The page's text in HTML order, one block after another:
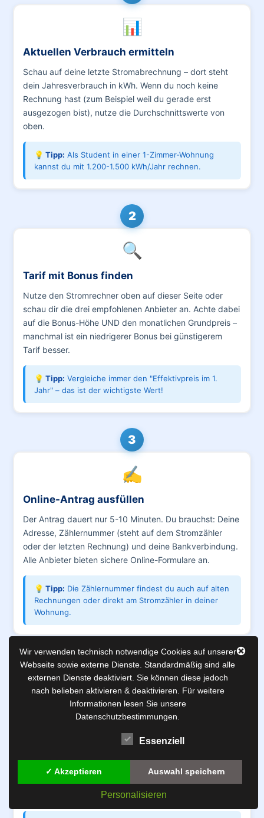
📊
Aktuellen Verbrauch ermitteln
Schau auf deine letzte Stromabrechnung – dort steht
dein Jahresverbrauch in kWh. Wenn du noch keine
Rechnung hast (zum Beispiel weil du gerade erst
ausgezogen bist), nutze die Durchschnittswerte von
oben.
💡 Tipp: Als Student in einer 1-Zimmer-Wohnung
kannst du mit 1.200-1.500 kWh/Jahr rechnen.
2
🔍
Tarif mit Bonus finden
Nutze den Stromrechner oben auf dieser Seite oder
schau dir die drei empfohlenen Anbieter an. Achte dabei
auf die Bonus-Höhe UND den monatlichen Grundpreis –
manchmal ist ein niedrigerer Bonus bei günstigerem
Tarif besser.
💡 Tipp: Vergleiche immer den "Effektivpreis im 1.
Jahr" – das ist der wichtigste Wert!
3
✍️
Online-Antrag ausfüllen
Der Antrag dauert nur 5-10 Minuten. Du brauchst: Deine
Adresse, Zählernummer (steht auf dem Stromzähler
oder der letzten Rechnung) und deine Bankverbindung.
Alle Anbieter bieten sichere Online-Formulare an.
💡 Tipp: Die Zählernummer findest du auch auf alten
Rechnungen oder direkt am Stromzähler in deiner
Wohnung.
4
📝
Kündigung läuft automatisch
In den meisten Fällen kündigt der neue Anbieter
tun. Nur wenn du ein Sonderkündigungsrecht hast (z.B.
bei Preiserhöhung oder Umzug), solltest du selbst
kündigen – das geht schneller.
Wir verwenden technisch notwendige Cookies auf unserer
Webseite sowie externe Dienste. Standardmäßig sind alle
externen Dienste deaktiviert. Sie können diese jedoch
nach belieben aktivieren & deaktivieren. Für weitere
Informationen lesen Sie unsere
Datenschutzbestimmungen.
Essenziell
✓ Akzeptieren Auswahl speichern
Personalisieren